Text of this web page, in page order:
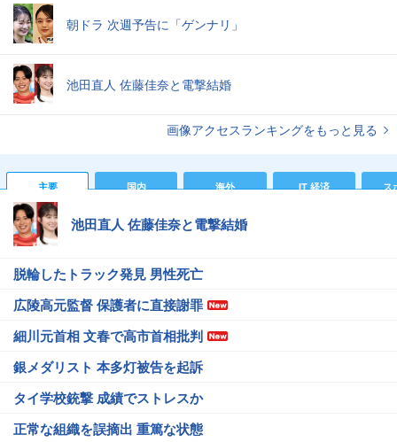
朝ドラ 次週予告に「ゲンナリ」
池田直人 佐藤佳奈と電撃結婚
画像アクセスランキングをもっと見る
主要 国内 海外 IT 経済 ス
池田直人 佐藤佳奈と電撃結婚
脱輪したトラック発見 男性死亡
広陵高元監督 保護者に直接謝罪
細川元首相 文春で高市首相批判
銀メダリスト 本多灯被告を起訴
タイ学校銃撃 成績でストレスか
正常な組織を誤摘出 重篤な状態